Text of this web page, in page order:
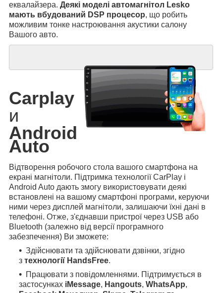
еквалайзера. Деякі моделі автомагнітол Lesko
мають вбудований DSP процесор, що робить
можливим тонке настроювання акустики салону
Вашого авто.
Carplay
и
Android
Auto
Відтворення робочого стола вашого смартфона на
екрані магнітоли. Підтримка технології CarPlay і
Android Auto дають змогу використовувати деякі
встановлені на вашому смартфоні програми, керуючи
ними через дисплей магнітоли, залишаючи їхні дані в
телефоні. Отже, з'єднавши пристрої через USB або
Bluetooth (залежно від версії програмного
забезпечення) Ви зможете:
Здійснювати та здійснювати дзвінки, згідно
з технології HandsFree.
Працювати з повідомленнями. Підтримується в
застосунках iMessage, Hangouts, WhatsApp,